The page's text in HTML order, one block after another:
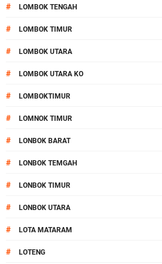
# LOMBOK TENGAH
# LOMBOK TIMUR
# LOMBOK UTARA
# LOMBOK UTARA KO
# LOMBOKTIMUR
# LOMNOK TIMUR
# LONBOK BARAT
# LONBOK TEMGAH
# LONBOK TIMUR
# LONBOK UTARA
# LOTA MATARAM
# LOTENG